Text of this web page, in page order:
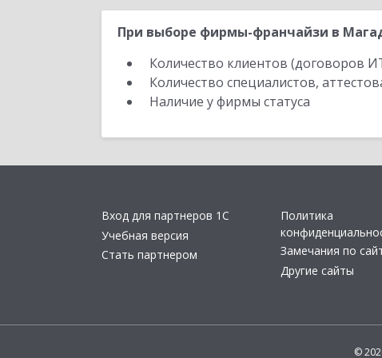
При выборе фирмы-франчайзи в
Количество клиентов (договоров
Количество специалистов,
Наличие у фирмы статуса
Вход для партнеров 1С
Учебная версия
Стать партнером
Политика
Замечания по
Другие сайты
©